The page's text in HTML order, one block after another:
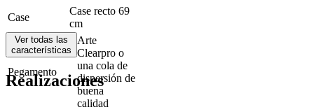
Case
Case recto 69
cm
Pegamento
Arte
Clearpro o
una cola de
dispersión de
buena
calidad
Ver todas las
características
Realizaciones